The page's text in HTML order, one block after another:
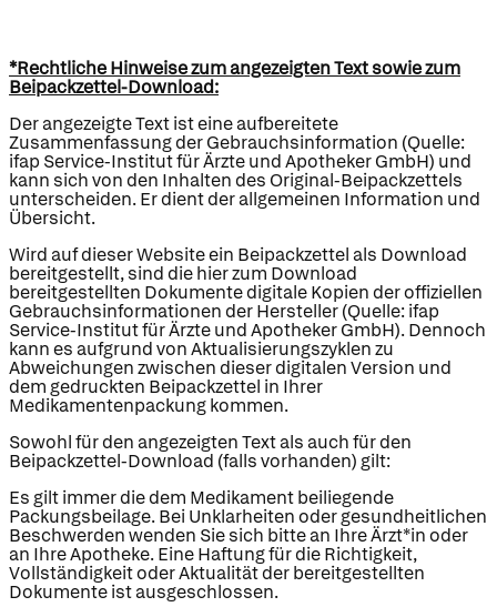
*Rechtliche Hinweise zum angezeigten Text sowie zum
Beipackzettel-Download:
Der angezeigte Text ist eine aufbereitete
Zusammenfassung der Gebrauchsinformation (Quelle:
ifap Service-Institut für Ärzte und Apotheker GmbH) und
kann sich von den Inhalten des Original-Beipackzettels
unterscheiden. Er dient der allgemeinen Information und
Übersicht.
Wird auf dieser Website ein Beipackzettel als Download
bereitgestellt, sind die hier zum Download
bereitgestellten Dokumente digitale Kopien der offiziellen
Gebrauchsinformationen der Hersteller (Quelle: ifap
Service-Institut für Ärzte und Apotheker GmbH). Dennoch
kann es aufgrund von Aktualisierungszyklen zu
Abweichungen zwischen dieser digitalen Version und
dem gedruckten Beipackzettel in Ihrer
Medikamentenpackung kommen.
Sowohl für den angezeigten Text als auch für den
Beipackzettel-Download (falls vorhanden) gilt:
Es gilt immer die dem Medikament beiliegende
Packungsbeilage. Bei Unklarheiten oder gesundheitlichen
Beschwerden wenden Sie sich bitte an Ihre Ärzt*in oder
an Ihre Apotheke. Eine Haftung für die Richtigkeit,
Vollständigkeit oder Aktualität der bereitgestellten
Dokumente ist ausgeschlossen.